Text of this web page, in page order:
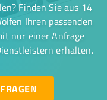
Finden Sie aus 14
Ihren passenden
nur einer Anfrage
erhalten.